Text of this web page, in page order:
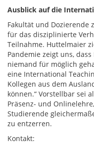
Ausblick auf die
Fakultät und Dozierende
für das disziplinierte
Teilnahme. Huttelmaier
Pandemie zeigt uns,
niemand für möglich
eine International
Kollegen aus dem
können.“ Vorstellbar sei
Präsenz- und
Studierende
zu entzerren.
Kontakt: